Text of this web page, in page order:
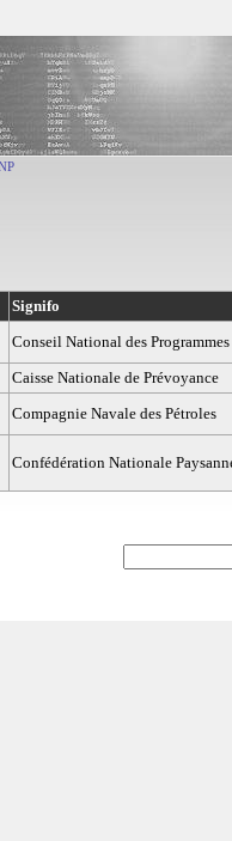
Signifo
Conseil National des Programmes
Caisse Nationale de Prévoyance
Compagnie Navale des Pétroles
Confédération Nationale